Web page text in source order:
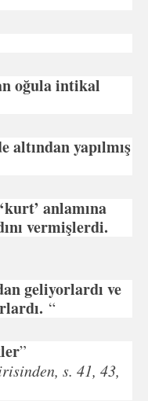
oğula intikal
altından yapılmış
anlamına
vermişlerdi.
geliyorlardı ve
“
”
s. 41, 43,